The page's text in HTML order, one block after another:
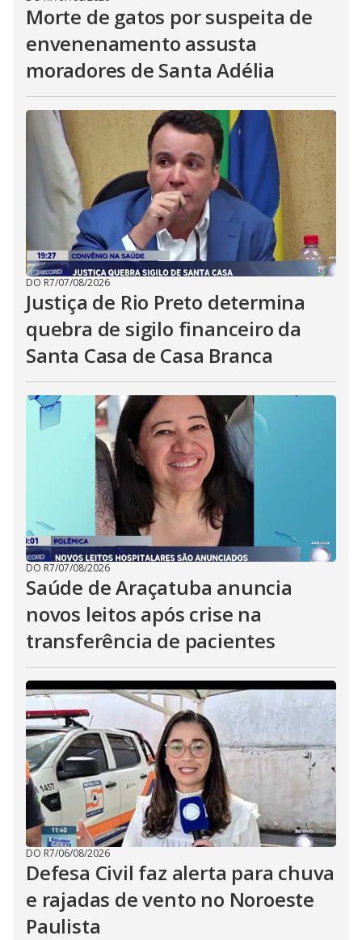
Morte de gatos por suspeita de
envenenamento assusta
moradores de Santa Adélia
DO R7/07/08/2026
Justiça de Rio Preto determina
quebra de sigilo financeiro da
Santa Casa de Casa Branca
DO R7/07/08/2026
Saúde de Araçatuba anuncia
novos leitos após crise na
transferência de pacientes
DO R7/06/08/2026
Defesa Civil faz alerta para chuva
e rajadas de vento no Noroeste
Paulista